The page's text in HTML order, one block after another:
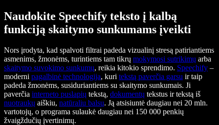
Naudokite Speechify teksto į kalbą
funkciją skaitymo sunkumams įveikti
Nors įrodyta, kad spalvoti filtrai padeda vizualinį stresą patiriantiems
asmenims, žmonėms, turintiems tam tikrų mokymosi sutrikimų arba
skaitymo suvokimo sunkumų, reikia kitokio sprendimo. Speechify –
moderni pagalbinė technologija, kuri tekstą paverčia garsu ir taip
padeda žmonėms, susiduriantiems su skaitymo sunkumais. Ji
paverčia interneto puslapių tekstą, dokumentų tekstus ir tekstą iš
nuotraukų aiškiu, natūraliu balsu. Ją atsisiuntė daugiau nei 20 mln.
vartotojų, o programa sulaukė daugiau nei 150 000 penkių
žvaigždučių įvertinimų.